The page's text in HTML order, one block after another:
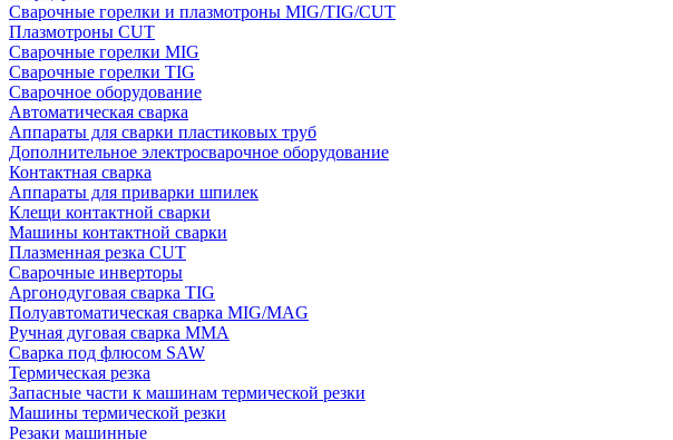
Сварочные горелки и плазмотроны MIG/TIG/CUT
Плазмотроны CUT
Сварочные горелки MIG
Сварочные горелки TIG
Сварочное оборудование
Автоматическая сварка
Аппараты для сварки пластиковых труб
Дополнительное электросварочное оборудование
Контактная сварка
Аппараты для приварки шпилек
Клещи контактной сварки
Машины контактной сварки
Плазменная резка CUT
Сварочные инверторы
Аргонодуговая сварка TIG
Полуавтоматическая сварка MIG/MAG
Ручная дуговая сварка MMA
Сварка под флюсом SAW
Термическая резка
Запасные части к машинам термической резки
Машины термической резки
Резаки машинные